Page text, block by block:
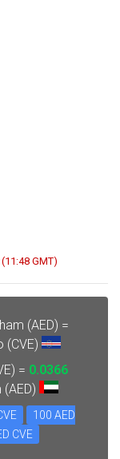
GMT)
(AED) =
(CVE)
= 0.0366
100 AED
CVE